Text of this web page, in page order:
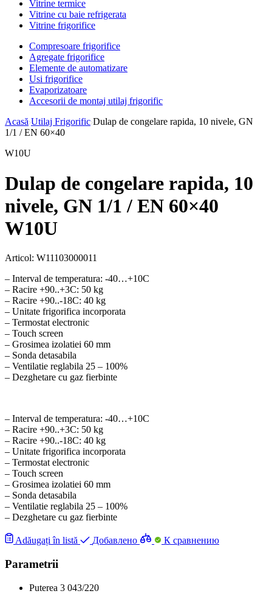
Vitrine termice
Vitrine cu baie refrigerata
Vitrine frigorifice
Compresoare frigorifice
Agregate frigorifice
Elemente de automatizare
Usi frigorifice
Evaporizatoare
Accesorii de montaj utilaj frigorific
Acasă Utilaj Frigorific Dulap de congelare rapida, 10 nivele, GN
1/1 / EN 60×40
W10U
Dulap de congelare rapida, 10
nivele, GN 1/1 / EN 60×40
W10U
Articol: W11103000011
– Interval de temperatura: -40…+10C
– Racire +90..+3C: 50 kg
– Racire +90..-18C: 40 kg
– Unitate frigorifica incorporata
– Termostat electronic
– Touch screen
– Grosimea izolatiei 60 mm
– Sonda detasabila
– Ventilatie reglabila 25 – 100%
– Dezghetare cu gaz fierbinte
– Interval de temperatura: -40…+10C
– Racire +90..+3C: 50 kg
– Racire +90..-18C: 40 kg
– Unitate frigorifica incorporata
– Termostat electronic
– Touch screen
– Grosimea izolatiei 60 mm
– Sonda detasabila
– Ventilatie reglabila 25 – 100%
– Dezghetare cu gaz fierbinte
Adăugați în listă Добавлено К сравнению
Parametrii
Puterea 3 043/220